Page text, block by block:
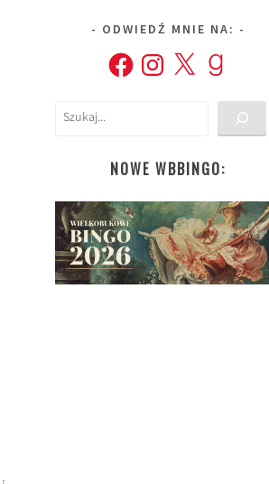
ODWIEDŹ MNIE NA:
FacebookInstagram
X Goodreads
Szukaj
NOWE WBBINGO: